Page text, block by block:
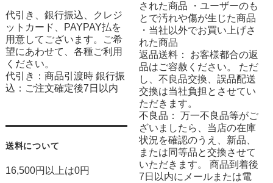
代引き、銀行振込、クレジ
ットカード、PAYPAY払を
用意してございます。ご希
望にあわせて、各種ご利用
ください。
代引き：商品引渡時 銀行振
込：ご注文確定後7日以内
送料について
16,500円以上は0円
された商品 ・ユーザーのも
とで汚れや傷が生じた商品
・当社以外でお買い上げさ
れた商品
返品送料： お客様都合の返
品はご容赦ください。 ただ
し、不良品交換、誤品配送
交換は当社負担とさせてい
ただきます。
不良品： 万一不良品等がご
ざいましたら、当店の在庫
状況を確認のうえ、新品、
または同等品と交換させて
いただきます。 商品到着後
7日以内にメールまたは電